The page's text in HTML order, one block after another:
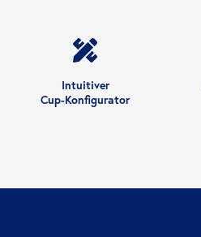
Intuitiver
Cup-Konfigurator